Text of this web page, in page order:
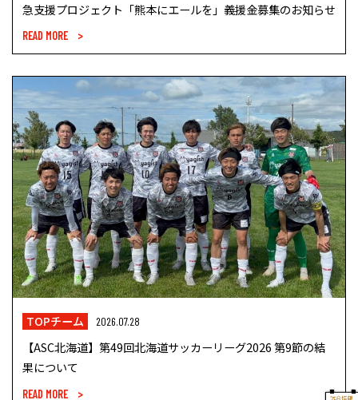
急支援プロジェクト「熊本にエールを」義援金募集のお知らせ
READ MORE >
TOPチーム 2026.07.28
【ASC北海道】第49回北海道サッカーリーグ2026 第9節の結
果について
READ MORE >